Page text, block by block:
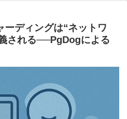
ーディングは“ネットワ
される──PgDogによる